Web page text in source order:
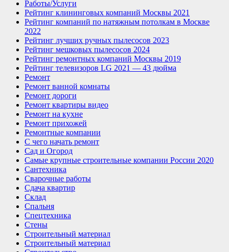
Работы/Услуги
Рейтинг клининговых компаний Москвы 2021
Рейтинг компаний по натяжным потолкам в Москве
2022
Рейтинг лучших ручных пылесосов 2023
Рейтинг мешковых пылесосов 2024
Рейтинг ремонтных компаний Москвы 2019
Рейтинг телевизоров LG 2021 — 43 дюйма
Ремонт
Ремонт ванной комнаты
Ремонт дороги
Ремонт квартиры видео
Ремонт на кухне
Ремонт прихожей
Ремонтные компании
С чего начать ремонт
Сад и Огород
Самые крупные строительные компании России 2020
Сантехника
Сварочные работы
Сдача квартир
Склад
Спальня
Спецтехника
Стены
Строительный материал
Строительный материал